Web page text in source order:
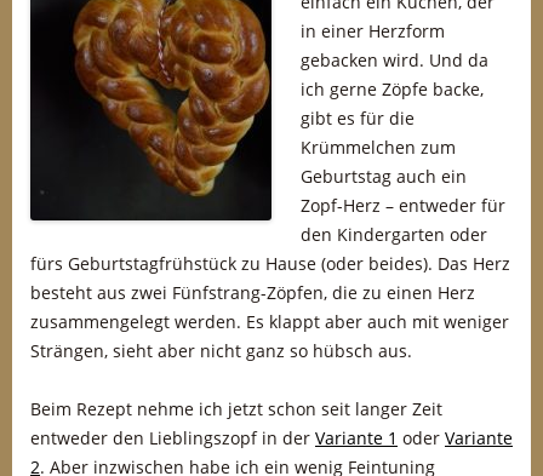
in einer Herzform
gebacken wird. Und da
ich gerne Zöpfe backe,
gibt es für die
Krümmelchen zum
Geburtstag auch ein
Zopf-Herz – entweder für
den Kindergarten oder
fürs Geburtstagfrühstück zu Hause (oder beides). Das Herz
besteht aus zwei Fünfstrang-Zöpfen, die zu einen Herz
zusammengelegt werden. Es klappt aber auch mit weniger
Strängen, sieht aber nicht ganz so hübsch aus.
Beim Rezept nehme ich jetzt schon seit langer Zeit
entweder den Lieblingszopf in der Variante 1 oder Variante
2. Aber inzwischen habe ich ein wenig Feintuning